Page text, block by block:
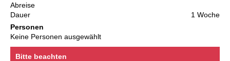
Abreise
Dauer
1 Woche
Personen
Keine Personen ausgewählt
Bitte beachten